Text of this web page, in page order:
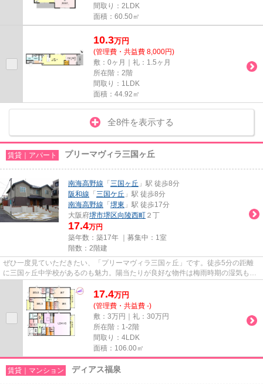
間取り：2LDK
面積：60.50㎡
10.3万円
(管理費・共益費 8,000円)
敷：0ヶ月｜礼：1.5ヶ月
所在階：2階
間取り：1LDK
面積：44.92㎡
全8件を表示する
賃貸｜アパート プリーマヴィラ三国ヶ丘
南海高野線 「 三国ヶ丘 」駅 徒歩8分
阪和線 「 三国ケ丘 」駅 徒歩8分
南海高野線 「 堺東 」駅 徒歩17分
大阪府堺市堺区向陵西町 ２丁
17.4万円
築年数：築17年 ｜募集中： 1室
階数：2階建
ぜひ一度見ていただきたい、「プリーマヴィラ三国ヶ丘」です。徒歩5分の距離
に三国ヶ丘中学校があるのも魅力。陽当たりが良好な物件は梅雨時期の湿気もた
17.4万円
(管理費・共益費 -)
敷：3万円｜礼：30万円
所在階：1-2階
間取り：4LDK
面積：106.00㎡
賃貸｜マンション ディアス福泉